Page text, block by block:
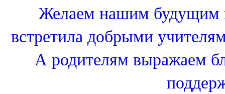
Желаем нашим будущим
встретила добрыми
А родителям выражаем